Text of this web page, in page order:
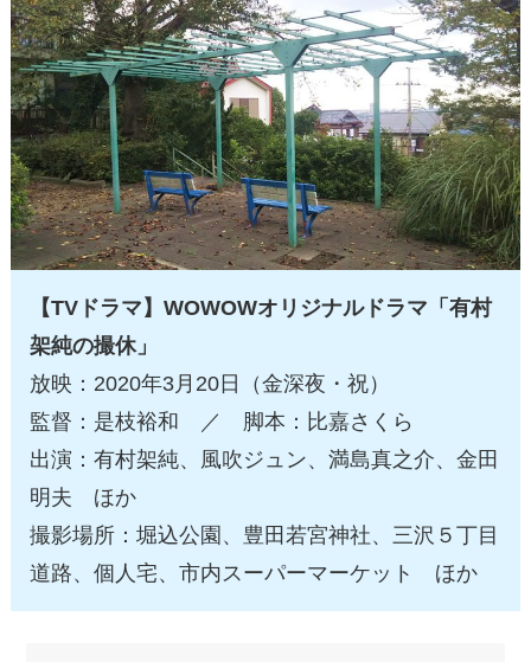
【TVドラマ】WOWOWオリジナルドラマ「有村
架純の撮休」
放映：2020年3月20日（金深夜・祝）
監督：是枝裕和 ／ 脚本：比嘉さくら
出演：有村架純、風吹ジュン、満島真之介、金田
明夫 ほか
撮影場所：堀込公園、豊田若宮神社、三沢５丁目
道路、個人宅、市内スーパーマーケット ほか